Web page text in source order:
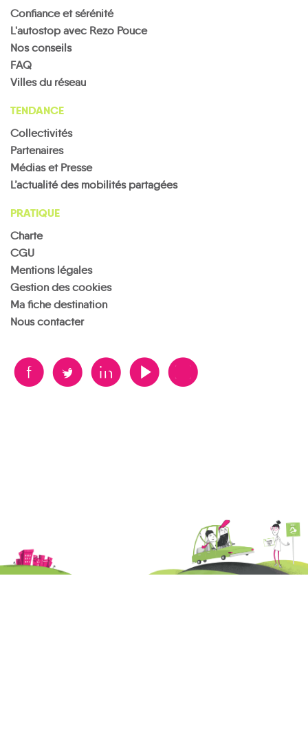
Confiance et sérénité
L'autostop avec Rezo Pouce
Nos conseils
FAQ
Villes du réseau
TENDANCE
Collectivités
Partenaires
Médias et Presse
L’actualité des mobilités partagées
PRATIQUE
Charte
CGU
Mentions légales
Gestion des cookies
Ma fiche destination
Nous contacter
B A D F V